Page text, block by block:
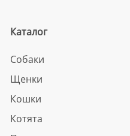
Каталог
Собаки
Щенки
Кошки
Котята